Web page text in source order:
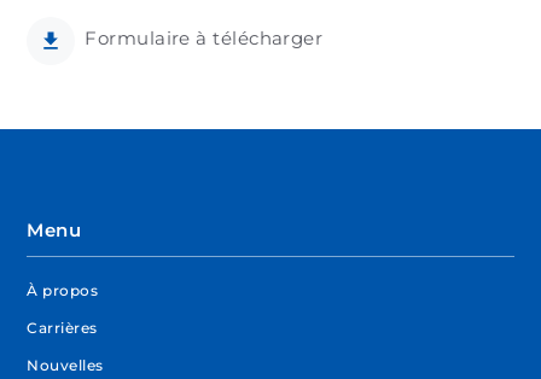
Formulaire à télécharger
Menu
À propos
Carrières
Nouvelles